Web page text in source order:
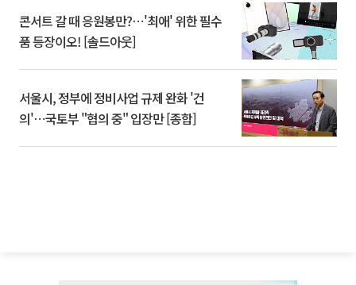
콘서트 갈 때 응원봉만?⋯'최애' 위한 필수
품 등장이오! [솔드아웃]
서울시, 정부에 정비사업 규제 완화 '건
의'⋯국토부 "협의 중" 입장만 [종합]